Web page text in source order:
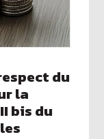
du
la
bis du